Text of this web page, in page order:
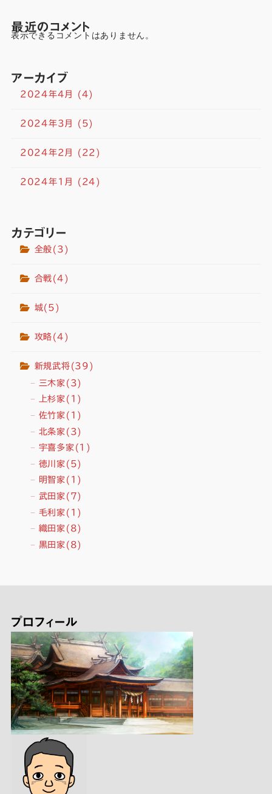
最近のコメント
表示できるコメントはありません。
アーカイブ
2024年4月 (4)
2024年3月 (5)
2024年2月 (22)
2024年1月 (24)
カテゴリー
全般 (3)
合戦 (4)
城(5)
攻略 (4)
新規武将 (39)
三木家 (3)
上杉家 (1)
佐竹家 (1)
北条家 (3)
宇喜多家 (1)
徳川家 (5)
明智家 (1)
武田家 (7)
毛利家 (1)
織田家 (8)
黒田家 (8)
プロフィール